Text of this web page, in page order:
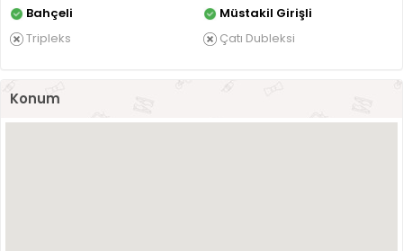
Bahçeli
Müstakil Girişli
Tripleks
Çatı Dubleksi
Konum